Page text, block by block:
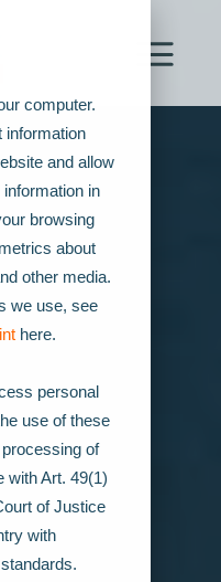
computer.
information
and allow
in
browsing
about
other media.
we use, see
here.
personal
use of these
of
with Art. 49(1)
of Justice
with